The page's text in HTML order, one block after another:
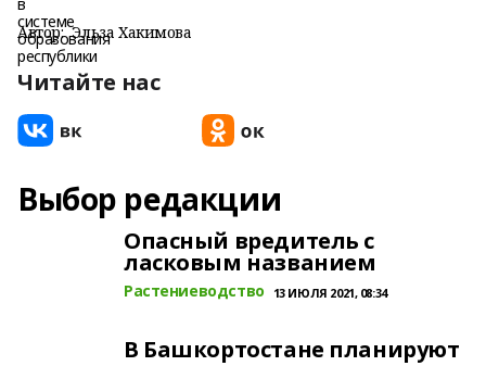
Автор: Эльза Хакимова
Читайте нас
Выбор редакции
Опасный вредитель с
ласковым названием
Растениеводство 13 ИЮЛЯ 2021, 08:34
В Башкортостане планируют